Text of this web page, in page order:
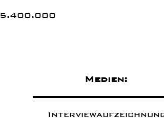
5.400.000
Medien: